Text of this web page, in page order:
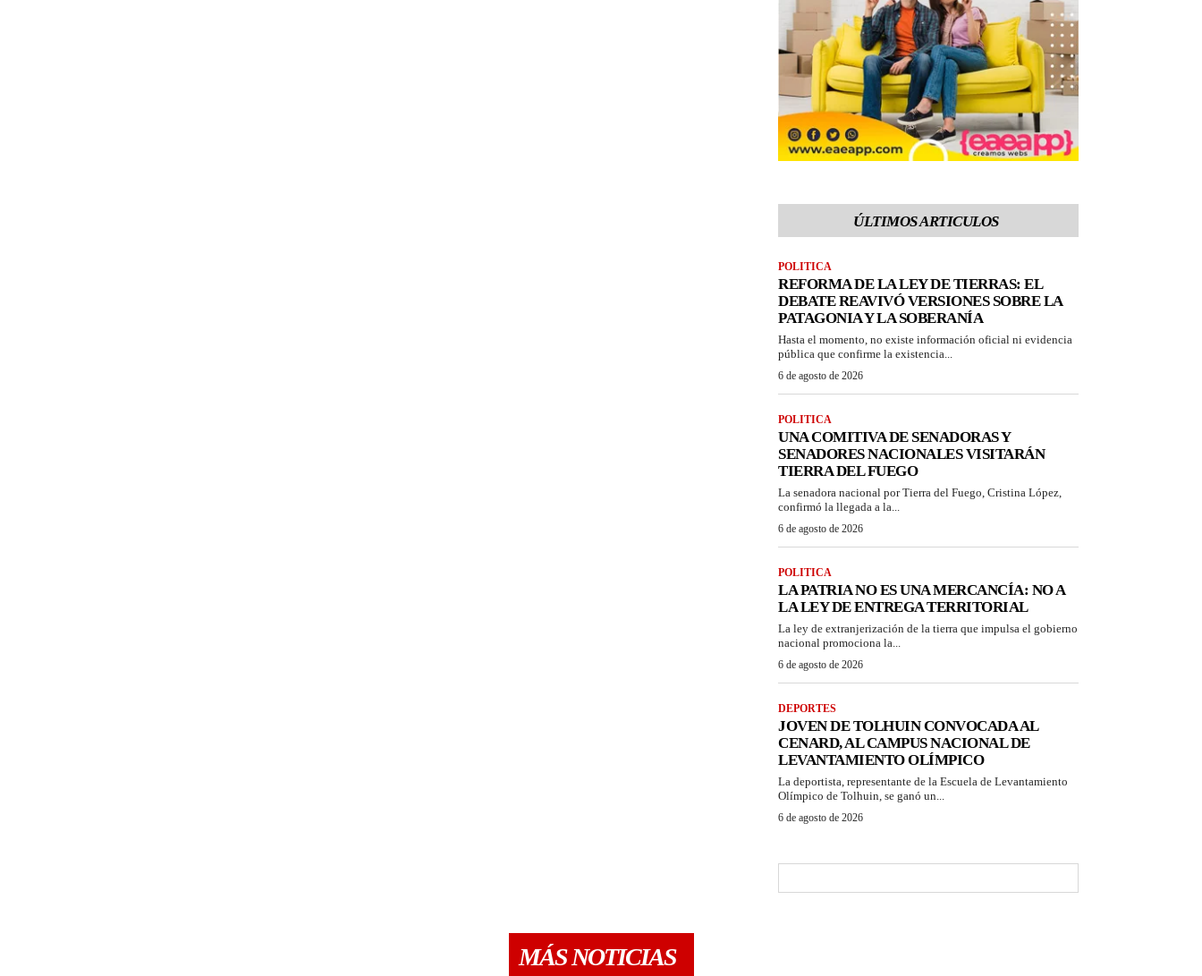
ÚLTIMOS ARTICULOS
POLITICA
REFORMA DE LA LEY DE TIERRAS: EL
DEBATE REAVIVÓ VERSIONES SOBRE LA
PATAGONIA Y LA SOBERANÍA
Hasta el momento, no existe información oficial ni evidencia
pública que confirme la existencia...
6 de agosto de 2026
POLITICA
UNA COMITIVA DE SENADORAS Y
SENADORES NACIONALES VISITARÁN
TIERRA DEL FUEGO
La senadora nacional por Tierra del Fuego, Cristina López,
confirmó la llegada a la...
6 de agosto de 2026
POLITICA
LA PATRIA NO ES UNA MERCANCÍA: NO A
LA LEY DE ENTREGA TERRITORIAL
La ley de extranjerización de la tierra que impulsa el gobierno
nacional promociona la...
6 de agosto de 2026
DEPORTES
JOVEN DE TOLHUIN CONVOCADA AL
CENARD, AL CAMPUS NACIONAL DE
LEVANTAMIENTO OLÍMPICO
La deportista, representante de la Escuela de Levantamiento
Olímpico de Tolhuin, se ganó un...
6 de agosto de 2026
MÁS NOTICIAS